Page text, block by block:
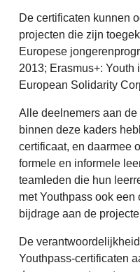
De certificaten kunnen
projecten die zijn
Europese
2013; Erasmus+: Youth
European Solidarity
Alle deelnemers aan
binnen deze kaders
certificaat, en daarmee
formele en informele
teamleden die hun
met Youthpass ook
bijdrage aan de
De
Youthpass-certificaten